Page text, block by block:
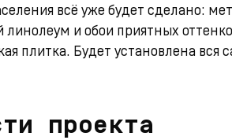
всё уже будет сделано:
линолеум и обои приятных
плитка. Будет установлена вся
проекта